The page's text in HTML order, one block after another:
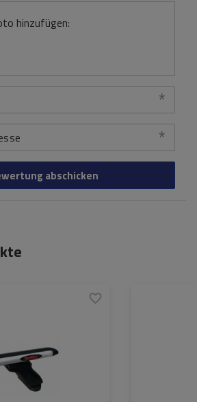
hinzufügen:
abschicken